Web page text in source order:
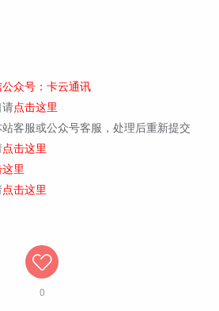
众号：卡云通讯
点击这里
客服或公众号客服，处理后重新提交
点击这里
里
点击这里
0